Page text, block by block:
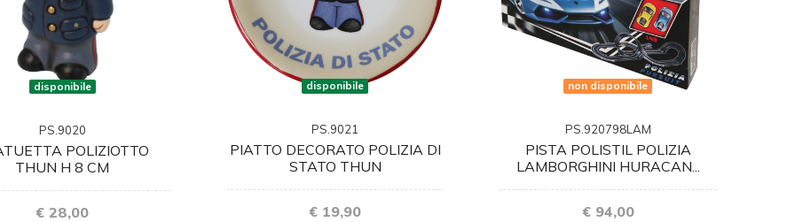
disponibile
PS.9020
POLIZIOTTO
THUN H 8 CM
€ 28,00
disponibile
PS.9021
PIATTO DECORATO POLIZIA DI
STATO THUN
€ 19,90
non disponibile
PS.920798LAM
PISTA POLISTIL POLIZIA
LAMBORGHINI HURACAN...
€ 94,00